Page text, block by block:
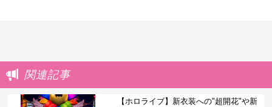
関連記事
【ホロライブ】新衣装への"超開花"や新